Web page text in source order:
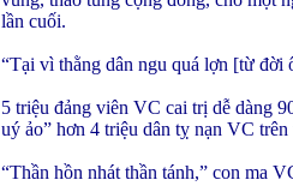
lần cuối.
“Tại vì thằng dân ngu quá lợn [từ đời
5 triệu đảng viên VC cai trị dễ dàng
uý ảo” hơn 4 triệu dân tỵ nạn VC
“Thần hồn nhát thần tánh,” con ma